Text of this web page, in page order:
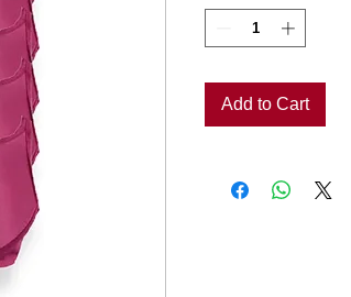
Add to Cart